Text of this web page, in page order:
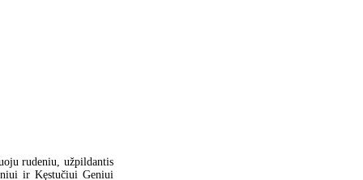
rudeniu, užpildantis
ir Kęstučiui Geniui